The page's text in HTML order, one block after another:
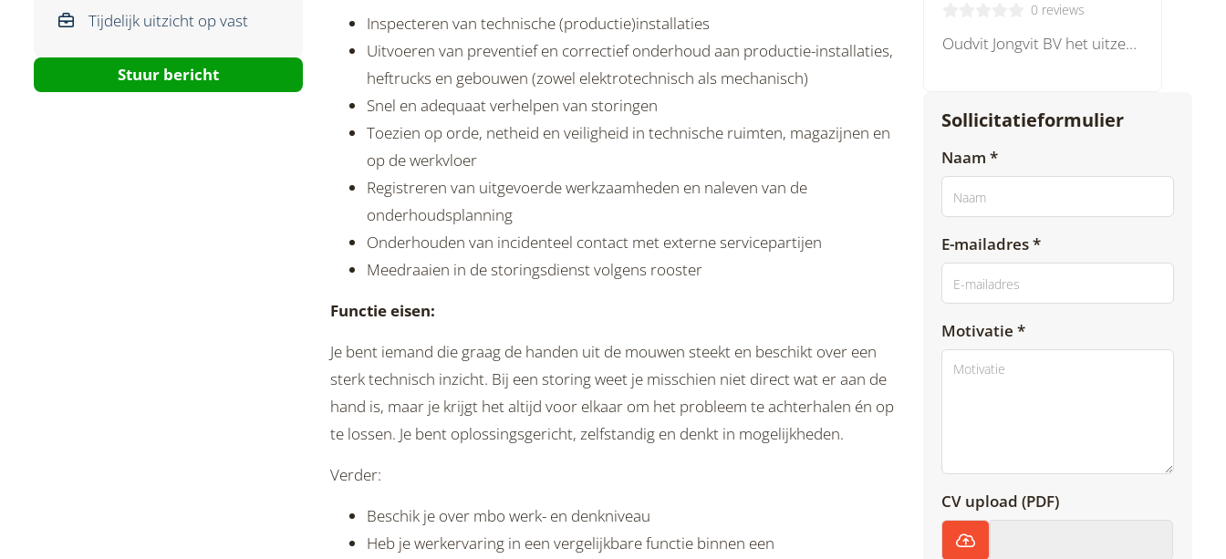
Tijdelijk uitzicht op vast
Stuur bericht
Inspecteren van technische (productie)installaties
Uitvoeren van preventief en correctief onderhoud aan productie-installaties,
heftrucks en gebouwen (zowel elektrotechnisch als mechanisch)
Snel en adequaat verhelpen van storingen
Toezien op orde, netheid en veiligheid in technische ruimten, magazijnen en
op de werkvloer
Registreren van uitgevoerde werkzaamheden en naleven van de
onderhoudsplanning
Onderhouden van incidenteel contact met externe servicepartijen
Meedraaien in de storingsdienst volgens rooster
Functie eisen:
Je bent iemand die graag de handen uit de mouwen steekt en beschikt over een
sterk technisch inzicht. Bij een storing weet je misschien niet direct wat er aan de
hand is, maar je krijgt het altijd voor elkaar om het probleem te achterhalen én op
te lossen. Je bent oplossingsgericht, zelfstandig en denkt in mogelijkheden.
Verder:
Beschik je over mbo werk- en denkniveau
Heb je werkervaring in een vergelijkbare functie binnen een
0 reviews
Oudvit Jongvit BV het uitzendbureau voor 50 plussers, vutters en gepensioneerden.
Sollicitatieformulier
Naam *
E-mailadres *
Motivatie *
CV upload (PDF)